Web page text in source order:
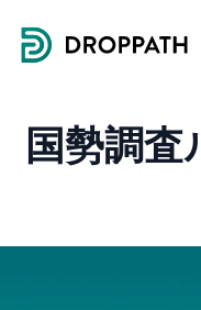
Droppath
国勢調査